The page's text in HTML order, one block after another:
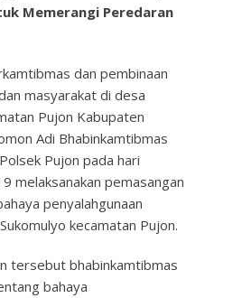
Memerangi Peredaran
dan pembinaan
masyarakat di desa
Pujon Kabupaten
Adi Bhabinkamtibmas
Pujon pada hari
melaksanakan pemasangan
penyalahgunaan
kecamatan Pujon.
tersebut bhabinkamtibmas
bahaya